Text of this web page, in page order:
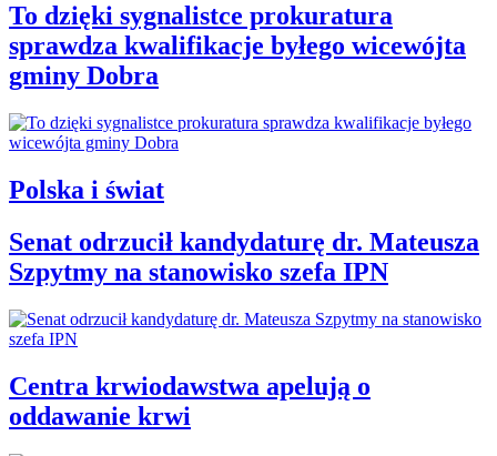
To dzięki sygnalistce prokuratura
sprawdza kwalifikacje byłego wicewójta
gminy Dobra
Polska i świat
Senat odrzucił kandydaturę dr. Mateusza
Szpytmy na stanowisko szefa IPN
Centra krwiodawstwa apelują o
oddawanie krwi